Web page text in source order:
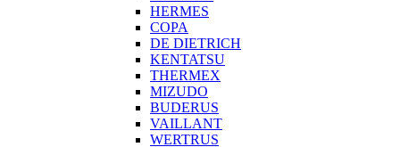
HERMES
COPA
DE DIETRICH
KENTATSU
THERMEX
MIZUDO
BUDERUS
VAILLANT
WERTRUS